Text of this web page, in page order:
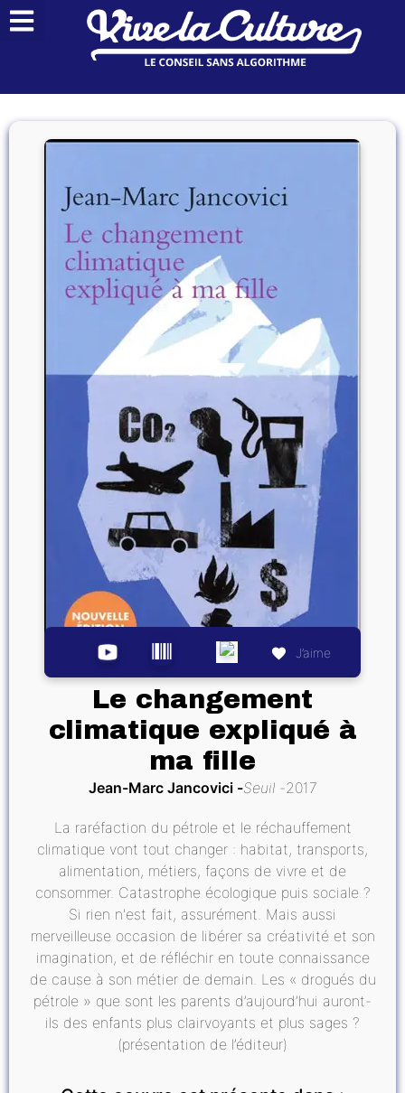
J’aime
Le changement
climatique expliqué à
ma fille
Jean-Marc Jancovici Seuil 2017
La raréfaction du pétrole et le réchauffement
climatique vont tout changer : habitat, transports,
alimentation, métiers, façons de vivre et de
consommer. Catastrophe écologique puis sociale ?
Si rien n'est fait, assurément. Mais aussi
merveilleuse occasion de libérer sa créativité et son
imagination, et de réfléchir en toute connaissance
de cause à son métier de demain. Les « drogués du
pétrole » que sont les parents d’aujourd’hui auront-
ils des enfants plus clairvoyants et plus sages ?
(présentation de l’éditeur)